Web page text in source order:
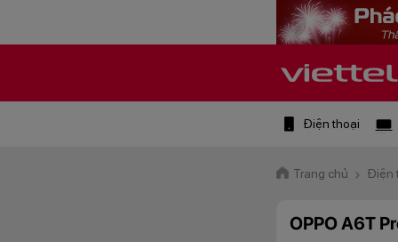
Điện thoại
Trang chủ Điện
OPPO A6T